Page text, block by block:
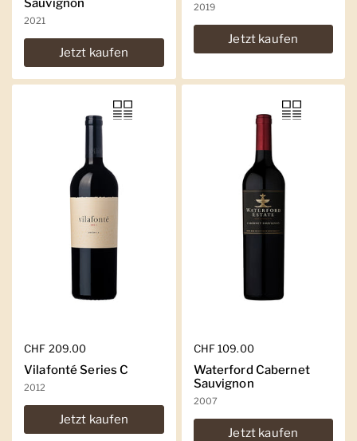
Sauvignon
2021
Jetzt kaufen
2019
Jetzt kaufen
Regulärer Preis
CHF 209.00
Vilafonté Series C
2012
Jetzt kaufen
Regulärer Preis
CHF 109.00
Waterford Cabernet
Sauvignon
2007
Jetzt kaufen